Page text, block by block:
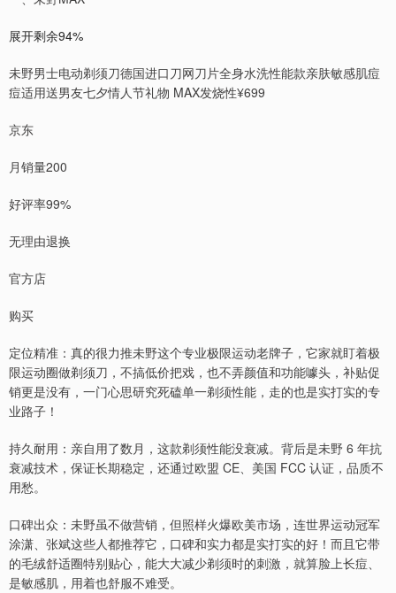
展开剩余94%
未野男士电动剃须刀德国进口刀网刀片全身水洗性能款亲肤敏感肌痘
痘适用送男友七夕情人节礼物 MAX发烧性¥699
京东
月销量200
好评率99%
无理由退换
官方店
购买
定位精准：真的很力推未野这个专业极限运动老牌子，它家就盯着极
限运动圈做剃须刀，不搞低价把戏，也不弄颜值和功能噱头，补贴促
销更是没有，一门心思研究死磕单一剃须性能，走的也是实打实的专
业路子！
持久耐用：亲自用了数月，这款剃须性能没衰减。背后是未野 6 年抗
衰减技术，保证长期稳定，还通过欧盟 CE、美国 FCC 认证，品质不
用愁。
口碑出众：未野虽不做营销，但照样火爆欧美市场，连世界运动冠军
涂潇、张斌这些人都推荐它，口碑和实力都是实打实的好！而且它带
的毛绒舒适圈特别贴心，能大大减少剃须时的刺激，就算脸上长痘、
是敏感肌，用着也舒服不难受。